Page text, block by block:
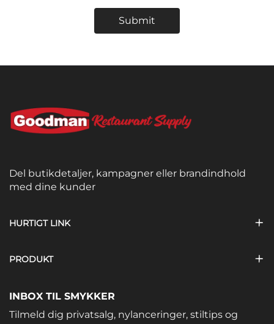
Submit
Del butikdetaljer, kampagner eller brandindhold
med dine kunder
HURTIGT LINK
PRODUKT
INBOX TIL SMYKKER
Tilmeld dig privatsalg, nylanceringer, stiltips og